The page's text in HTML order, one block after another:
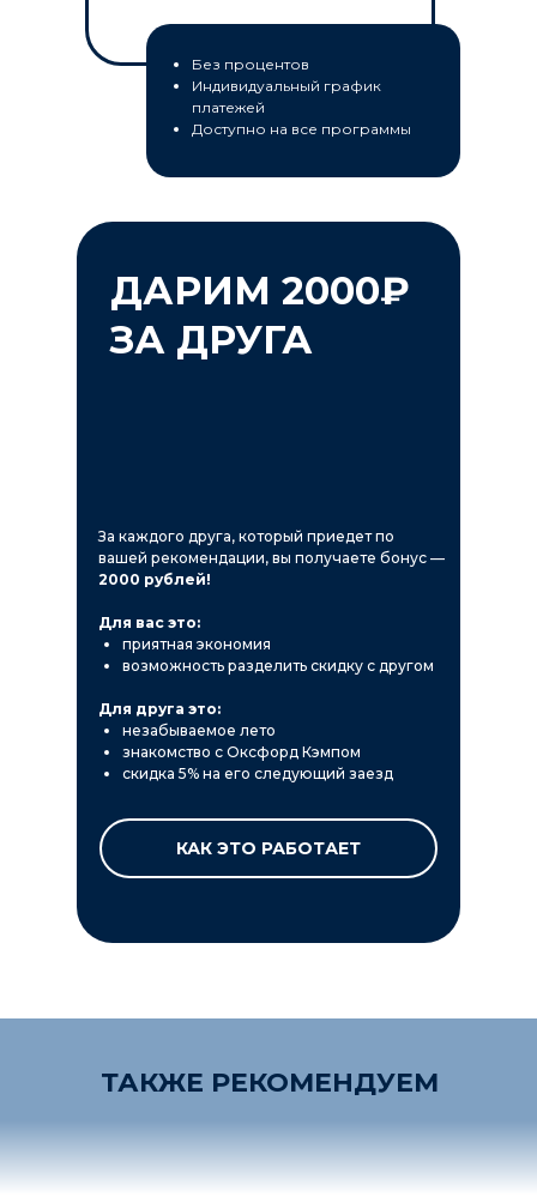
Без процентов
Индивидуальный график
платежей
Доступно на все программы
ДАРИМ 2000₽
ЗА ДРУГА
За каждого друга, который приедет по
вашей рекомендации, вы получаете бонус —
2000 рублей!
Для вас это:
приятная экономия
возможность разделить скидку с другом
Для друга это:
незабываемое лето
знакомство с Оксфорд Кэмпом
скидка 5% на его следующий заезд
КАК ЭТО РАБОТАЕТ
ТАКЖЕ РЕКОМЕНДУЕМ